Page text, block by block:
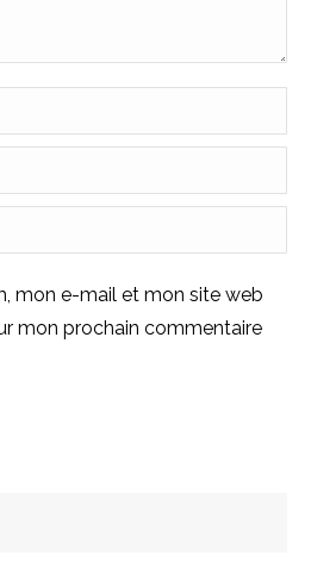
mon e-mail et mon site web
mon prochain commentaire